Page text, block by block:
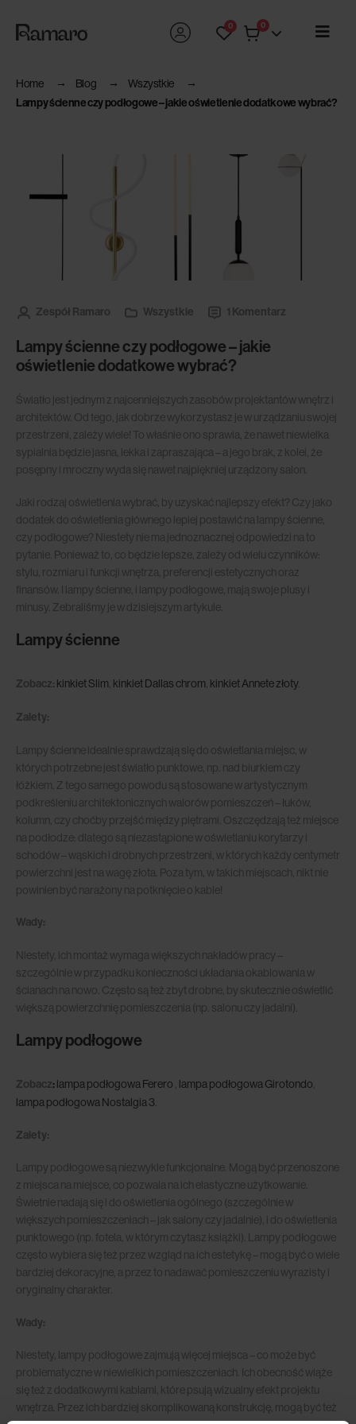
0 0
Home Blog Wszystkie
Lampy ścienne czy podłogowe – jakie oświetlenie dodatkowe wybrać?
Zespół Ramaro Wszystkie 1 Komentarz
Lampy ścienne czy podłogowe – jakie
oświetlenie dodatkowe wybrać?
Światło jest jednym z najcenniejszych zasobów projektantów wnętrz i
architektów. Od tego, jak dobrze wykorzystasz je w urządzaniu swojej
przestrzeni, zależy wiele! To właśnie ono sprawia, że nawet niewielka
sypialnia będzie jasna, lekka i zapraszająca – a jego brak, z kolei, że
posępny i mroczny wyda się nawet najpiękniej urządzony salon.
Jaki rodzaj oświetlenia wybrać, by uzyskać najlepszy efekt? Czy jako
dodatek do oświetlenia głównego lepiej postawić na lampy ścienne,
czy podłogowe? Niestety nie ma jednoznacznej odpowiedzi na to
pytanie. Ponieważ to, co będzie lepsze, zależy od wielu czynników:
stylu, rozmiaru i funkcji wnętrza, preferencji estetycznych oraz
finansów. I lampy ścienne, i lampy podłogowe, mają swoje plusy i
minusy. Zebraliśmy je w dzisiejszym artykule.
Lampy ścienne
Zobacz: kinkiet Slim, kinkiet Dallas chrom, kinkiet Annete złoty.
Zalety:
Lampy ścienne idealnie sprawdzają się do oświetlania miejsc, w
których potrzebne jest światło punktowe, np. nad biurkiem czy
łóżkiem. Z tego samego powodu są stosowane w artystycznym
podkreśleniu architektonicznych walorów pomieszczeń – łuków,
kolumn, czy choćby przejść między piętrami. Oszczędzają też miejsce
na podłodze: dlatego są niezastąpione w oświetlaniu korytarzy i
schodów – wąskich i drobnych przestrzeni, w których każdy centymetr
powierzchni jest na wagę złota. Poza tym, w takich miejscach, nikt nie
powinien być narażony na potknięcie o kable!
Wady:
Niestety, ich montaż wymaga większych nakładów pracy –
szczególnie w przypadku konieczności układania okablowania w
ścianach na nowo. Często są też zbyt drobne, by skutecznie oświetlić
większą powierzchnię pomieszczenia (np. salonu czy jadalni).
Lampy podłogowe
Zobacz:lampa podłogowa Ferero lampa podłogowa Girotondo
lampa podłogowa Nostalgia 3
Zalety:
Lampy podłogowe są niezwykle funkcjonalne. Mogą być przenoszone
z miejsca na miejsce, co pozwala na ich elastyczne użytkowanie.
Świetnie nadają się i do oświetlenia ogólnego (szczególnie w
większych pomieszczeniach – jak salony czy jadalnie), i do oświetlenia
punktowego (np. fotela, w którym czytasz książki). Lampy podłogowe
często wybiera się też przez wzgląd na ich estetykę – mogą być o wiele
bardziej dekoracyjne, a przez to nadawać pomieszczeniu wyrazisty i
oryginalny charakter.
Wady:
Niestety, lampy podłogowe zajmują więcej miejsca – co może być
problematyczne w niewielkich pomieszczeniach. Ich obecność wiąże
się też z dodatkowymi kablami, które psują wizualny efekt projektu
wnętrza. Przez ich bardziej skomplikowaną konstrukcję, mogą być też